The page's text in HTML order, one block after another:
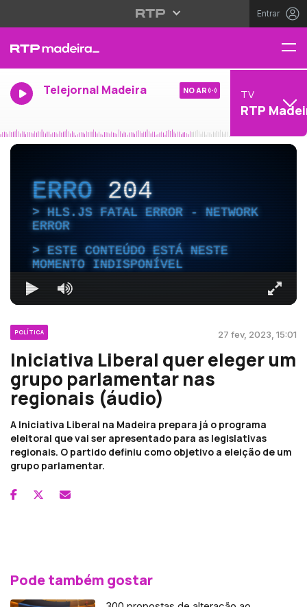
Entrar
Telejornal Madeira NO AR TV
RTP
ERRO204
HLS.JS FATAL ERROR - NETWORK
ERROR
ESTE CONTEÚDO ESTÁ NESTE
MOMENTO INDISPONÍVEL
POLÍTICA 27 fev, 2023, 15:01
Iniciativa Liberal quer eleger um
grupo parlamentar nas
regionais (áudio)
A Iniciativa Liberal na Madeira prepara já o programa
eleitoral que vai ser apresentado para as legislativas
regionais. O partido definiu como objetivo a eleição de um
grupo parlamentar.
Pode também gostar